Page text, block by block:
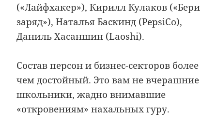
(«Лайфхакер»), Кирилл Кулаков («Бери
заряд»), Наталья Баскинд (PepsiCo),
Даниль Хасаншин (Laoshi).
Состав персон и бизнес-секторов более
чем достойный. Это вам не вчерашние
школьники, жадно внимавшие
«откровениям» нахальных гуру.